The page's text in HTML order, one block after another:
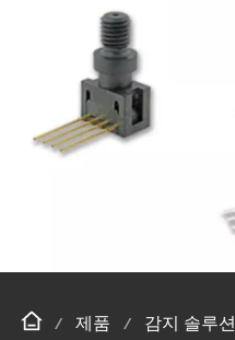
제품 감지 솔루션